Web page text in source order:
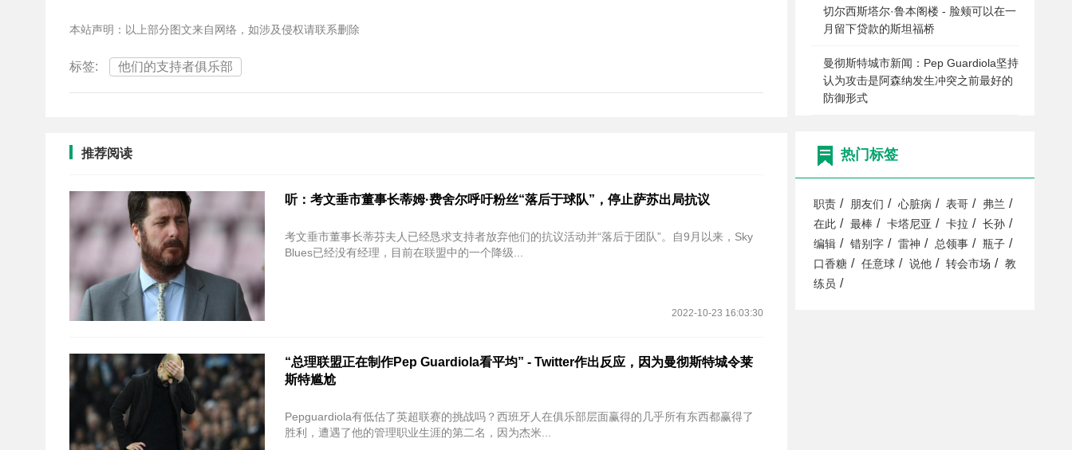
本站声明：以上部分图文来自网络，如涉及侵权请联系删除
标签: 他们的支持者俱乐部
推荐阅读
听：考文垂市董事长蒂姆·费舍尔呼吁粉丝“落后于球队”，停止萨苏出局抗议
考文垂市董事长蒂芬夫人已经恳求支持者放弃他们的抗议活动并“落后于团队”。自9月以来，Sky
Blues已经没有经理，目前在联盟中的一个降级...
2022-10-23 16:03:30
“总理联盟正在制作Pep Guardiola看平均” - Twitter作出反应，因为曼彻斯特城令莱
斯特尴尬
Pepguardiola有低估了英超联赛的挑战吗？西班牙人在俱乐部层面赢得的几乎所有东西都赢得了
胜利，遭遇了他的管理职业生涯的第二名，因为杰米...
切尔西斯塔尔·鲁本阁楼 - 脸颊可以在一
月留下贷款的斯坦福桥
曼彻斯特城市新闻：Pep Guardiola坚持
认为攻击是阿森纳发生冲突之前最好的
防御形式
热门标签
职责 / 朋友们 / 心脏病 / 表哥 / 弗兰 /
在此 / 最棒 / 卡塔尼亚 / 卡拉 / 长孙 /
编辑 / 错别字 / 雷神 / 总领事 / 瓶子 /
口香糖 / 任意球 / 说他 / 转会市场 /
教
练员 /